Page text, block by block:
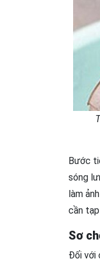
Bước
sóng
làm
cần
Sơ
Đối với